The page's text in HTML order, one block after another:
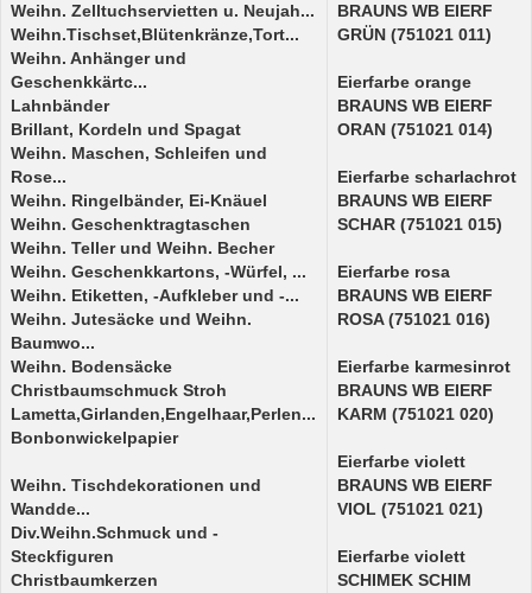
Weihn. Zelltuchservietten u. Neujah...
Weihn.Tischset,Blütenkränze,Tort...
Weihn. Anhänger und
Geschenkkärtc...
Lahnbänder
Brillant, Kordeln und Spagat
Weihn. Maschen, Schleifen und
Rose...
Weihn. Ringelbänder, Ei-Knäuel
Weihn. Geschenktragtaschen
Weihn. Teller und Weihn. Becher
Weihn. Geschenkkartons, -Würfel, ...
Weihn. Etiketten, -Aufkleber und -...
Weihn. Jutesäcke und Weihn.
Baumwo...
Weihn. Bodensäcke
Christbaumschmuck Stroh
Lametta,Girlanden,Engelhaar,Perlen...
Bonbonwickelpapier
Weihn. Tischdekorationen und
Wandde...
Div.Weihn.Schmuck und -
Steckfiguren
Christbaumkerzen
BRAUNS WB EIERF
GRÜN (751021 011)
Eierfarbe orange
BRAUNS WB EIERF
ORAN (751021 014)
Eierfarbe scharlachrot
BRAUNS WB EIERF
SCHAR (751021 015)
Eierfarbe rosa
BRAUNS WB EIERF
ROSA (751021 016)
Eierfarbe karmesinrot
BRAUNS WB EIERF
KARM (751021 020)
Eierfarbe violett
BRAUNS WB EIERF
VIOL (751021 021)
Eierfarbe violett
SCHIMEK SCHIM